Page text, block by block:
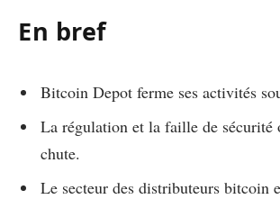
En bref
Bitcoin Depot ferme ses activités
La régulation et la faille de sécurité
chute.
Le secteur des distributeurs bitcoin